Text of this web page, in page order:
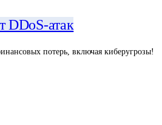
DDoS-атак
потерь, включая киберугрозы!